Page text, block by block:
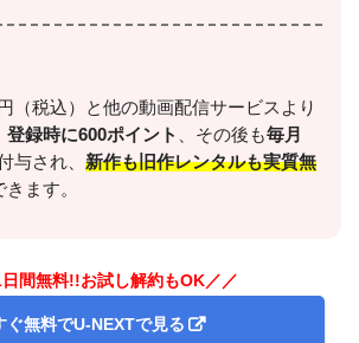
（税込）と他の動画配信サービスより
登録時に600ポイント 、その後も毎月
与され、 新作も旧作レンタルも実質無
ます。
間無料!!お試し解約もOK／／
ぐ無料でU-NEXTで見る